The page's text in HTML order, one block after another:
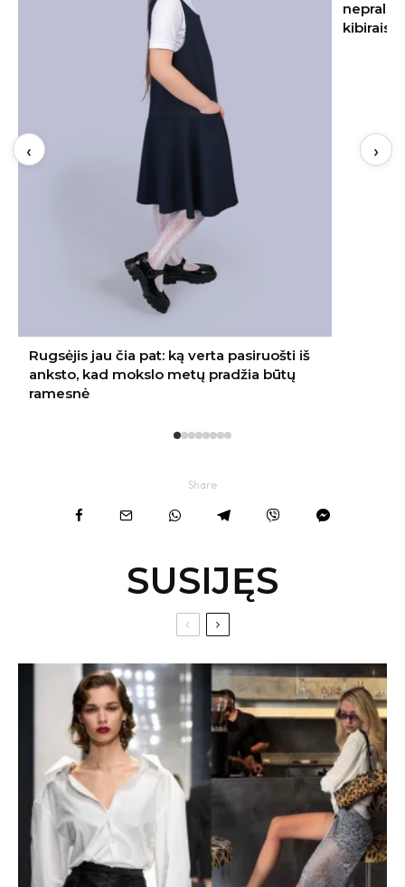
nepraleiskite šių datų – kitąmet skinsite
‹ ›
Share
SUSIJĘS